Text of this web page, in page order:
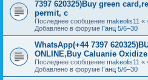
7397 620325)Buy green
permit, c
Последнее сообщение makeolis11 «
Добавлено в форуме Ганц 5/6–30
WhatsApp(+44 7397
ONLINE,Buy Caluanie
Последнее сообщение makeolis11 «
Добавлено в форуме Ганц 5/6–30